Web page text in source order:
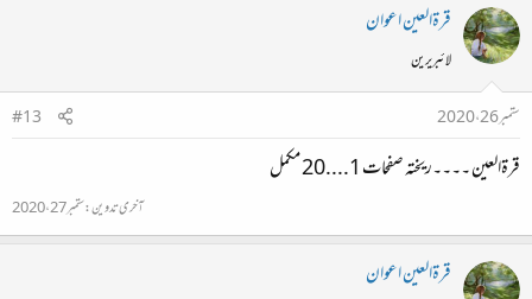
قرۃالعین اعوان
لائبریرین
ستمبر 26، 2020
#13
قرۃالعین ۔۔۔۔ریختہ صفحات 1....20 مکمل
آخری تدوین:ستمبر 27، 2020
قرۃالعین اعوان